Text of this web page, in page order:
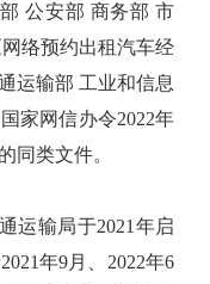
公安部 商务部 市
络预约出租汽车经
运输部 工业和信息
家网信办令2022年
同类文件。
运输局于2021 年启
2021年9月、 2022年6